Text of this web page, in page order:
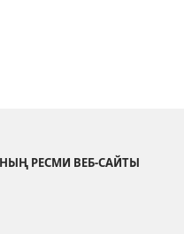
РЕСМИ ВЕБ-САЙТЫ